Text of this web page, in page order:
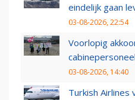
eindelijk gaan
03-08-2026, 22:54
Voorlopig
03-08-2026, 14:40
Turkish Airlines